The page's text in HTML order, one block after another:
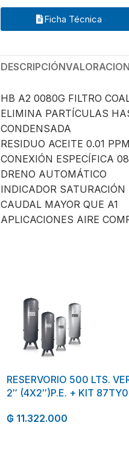
Ficha Técnica
DESCRIPCIÓN
HB A2 0080G FILTRO
ELIMINA PARTÍCULAS
CONDENSADA
RESIDUO ACEITE 0.01
CONEXIÓN ESPECÍFICA
DRENO AUTOMÁTICO
INDICADOR SATURACIÓN
CAUDAL MAYOR QUE A1
APLICACIONES AIRE
RESERVORIO 500 LTS.
2″ (4X2″)P.E. + KIT
₲ 11.322.000